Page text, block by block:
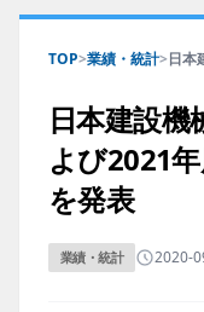
TOP>業績・統計>日本
日本建設機
よび2021
を発表
業績・統計 2020-